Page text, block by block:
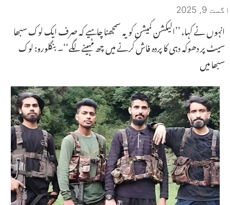
اگست 9, 2025
انہوں نے کہا، ’’الیکشن کمیشن کو یہ سمجھنا چاہیے کہ صرف ایک لوک سبھا
سیٹ پر دھوکہ دہی کا پردہ فاش کرنے میں چھ مہینے لگے‘‘۔ بنگلورو: لوک
سبھا میں